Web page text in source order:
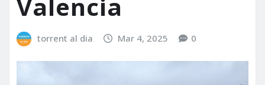
Valencia
torrent al dia Mar 4, 2025 0